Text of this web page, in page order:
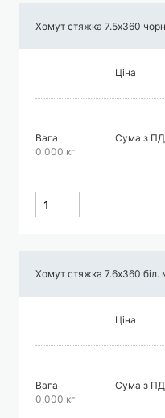
Хомут стяжка 7.5х360
Ціна
Вага
0.000 кг
Сума з
Хомут стяжка 7.6х360 біл.
Ціна
Вага
0.000 кг
Сума з